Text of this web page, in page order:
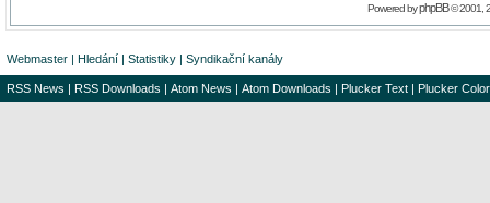
Powered byphpBB© 2001,
Webmaster | Hledání | Statistiky | Syndikační kanály
RSS News | RSS Downloads | Atom News | Atom Downloads | Plucker Text | Plucker Color